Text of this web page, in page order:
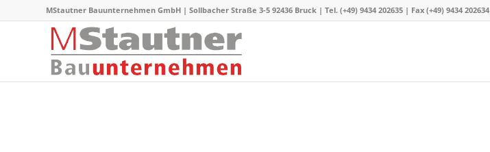
MStautner Bauunternehmen GmbH | Sollbacher Straße 3-5 92436 Bruck | Tel. (+49) 9434 202635 | Fax (+49) 9434 202634